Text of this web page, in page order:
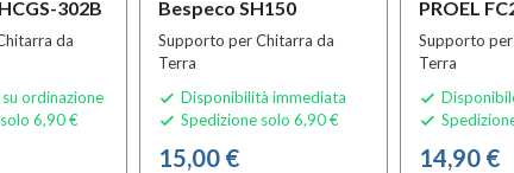
302B
da
ordinazione
6,90 €
Bespeco SH150
Supporto per Chitarra da
Terra
 Disponibilità immediata
 Spedizione solo 6,90 €
15,00 €
PROEL
Supporto
Terra


14,90 €